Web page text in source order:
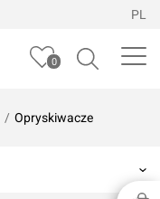
PL
0
/ Opryskiwacze